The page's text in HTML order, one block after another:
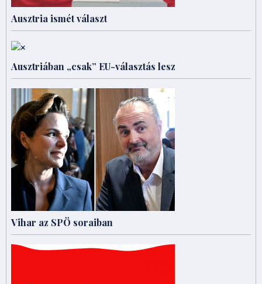
Ausztria ismét választ
Ausztriában „csak” EU-választás lesz
Vihar az SPÖ soraiban